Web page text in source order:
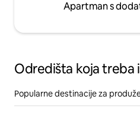
Apartman s
Odredišta koja treba
Popularne destinacije za